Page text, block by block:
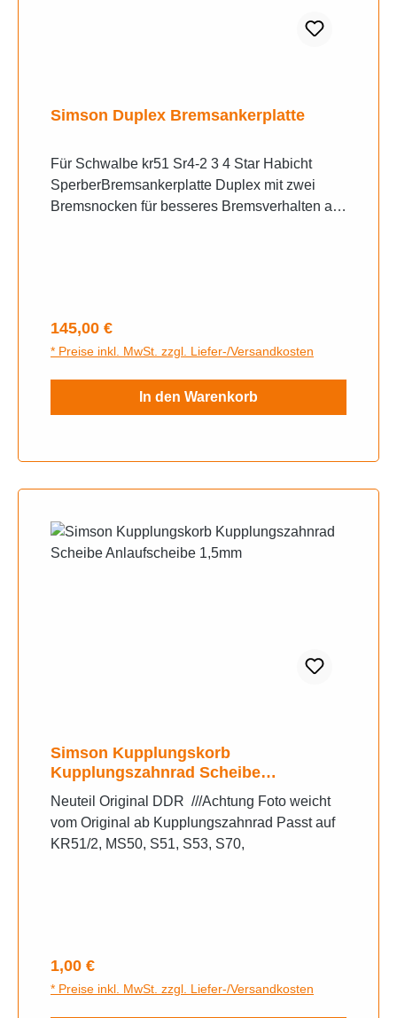
Simson Duplex Bremsankerplatte
Für Schwalbe kr51 Sr4-2 3 4 Star Habicht
SperberBremsankerplatte Duplex mit zwei
Bremsnocken für besseres Bremsverhalten an
Regulärer Preis:
145,00 €
* Preise inkl. MwSt. zzgl. Liefer-/Versandkosten
In den Warenkorb
Simson Kupplungskorb
Kupplungszahnrad Scheibe
Anlaufscheibe 1,5mm
Neuteil Original DDR ///Achtung Foto weicht
vom Original ab Kupplungszahnrad Passt auf
KR51/2, MS50, S51, S53, S70,
Regulärer Preis:
1,00 €
* Preise inkl. MwSt. zzgl. Liefer-/Versandkosten